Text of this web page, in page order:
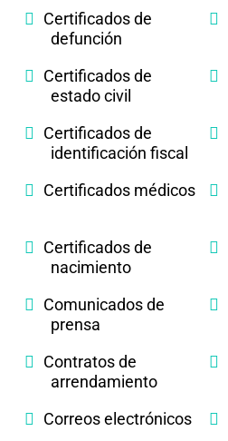
Certificados de
defunción
Certificados de
estado civil
Certificados de
identificación fiscal
Certificados médicos
Certificados de
nacimiento
Comunicados de
prensa
Contratos de
arrendamiento
Correos electrónicos